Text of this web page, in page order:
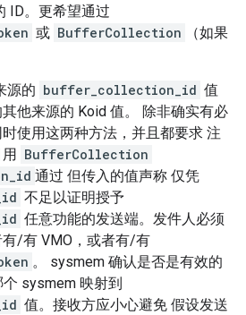
ID。更希望通过
或 BufferCollection
（如果
源的 buffer_collection_id 值
他来源的 Koid 值。 除非确实有必
使用这两种方法，并且都要求 注
BufferCollection
通过 但传入的值声称 仅凭
不足以证明授予
任意功能的发送端。发件人必须
/有 VMO，或者有/有
。 sysmem 确认是否是有效的
sysmem 映射到
值。接收方应小心避免 假设发送